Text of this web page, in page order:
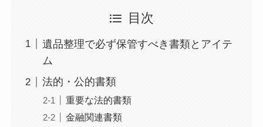
目次
遺品整理で必ず保管すべき書類とアイテ
ム
法的・公的書類
重要な法的書類
金融関連書類